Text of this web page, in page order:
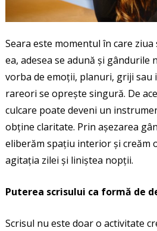
Seara este momentul în care ziua
ea, adesea se adună și gândurile
vorba de emoții, planuri, griji sau
rareori se oprește singură. De
culcare poate deveni un
obține claritate. Prin așezarea
eliberăm spațiu interior și creăm
agitația zilei și liniștea nopții.
Puterea scrisului ca formă de
Scrisul nu este doar o activitate